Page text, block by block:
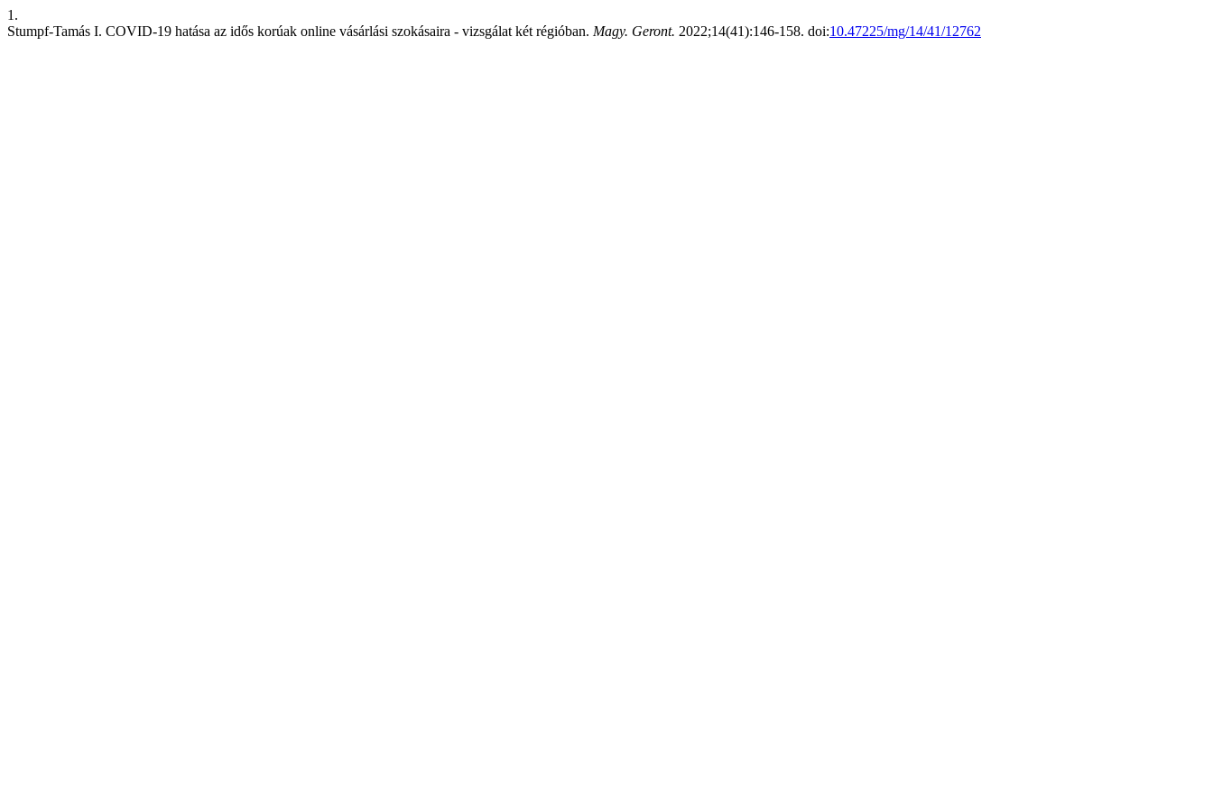
1.
Stumpf-Tamás I. COVID-19 hatása az idős korúak online vásárlási szokásaira - vizsgálat két régióban. Magy. Geront. 2022;14(41):146-158. doi:10.47225/mg/14/41/12762